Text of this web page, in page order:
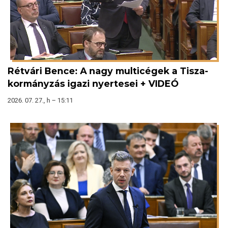
Rétvári Bence: A nagy multicégek a Tisza-
kormányzás igazi nyertesei + VIDEÓ
2026. 07. 27., h – 15:11